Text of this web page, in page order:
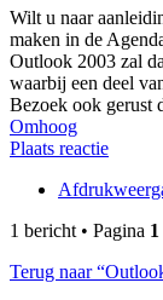
Wilt u naar
maken in de
Outlook 2003 zal
waarbij een deel
Bezoek ook gerust
Omhoog
Plaats reactie
1 bericht • Pagina 1
Terug naar